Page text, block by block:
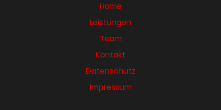
Home
Leistungen
Team
Kontakt
Datenschutz
Impressum